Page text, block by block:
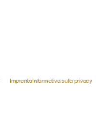
ImprontaInformativa sulla privacy